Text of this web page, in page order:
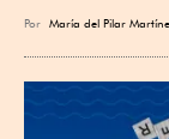
Por María del Pilar